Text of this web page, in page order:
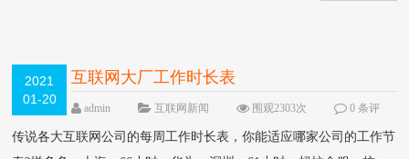
2021
01-20
互联网大厂工作时长表
admin 互联网新闻 围观2303次
0 条评
传说各大互联网公司的每周工作时长表，你能适应哪家公司的工作节